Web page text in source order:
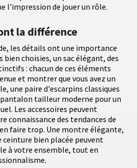
l'impression de jouer un rôle.
la différence
les détails ont une importance
bien choisies, un sac élégant, des
: chacun de ces éléments
et montrer que vous avez un
une paire d'escarpins classiques
tailleur moderne pour un
Les accessoires peuvent
connaissance des tendances de
faire trop. Une montre élégante,
bien placée peuvent
à votre ensemble, tout en